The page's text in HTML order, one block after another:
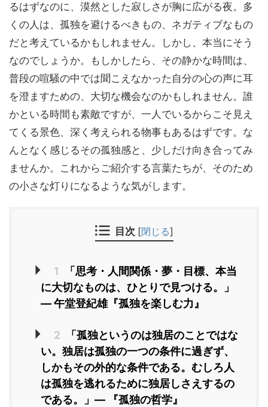
るはずなのに、漠然とした寂しさが胸に広がる夜。多
くの人は、孤独を避けるべきもの、ネガティブなもの
だと考えているかもしれません。しかし、本当にそう
なのでしょうか。もしかしたら、その静かな時間は、
普段の喧騒の中では聞こえなかった自分の心の声に耳
を澄ますための、大切な機会なのかもしれません。誰
かといる時間も素敵ですが、一人でいるからこそ見え
てくる景色、深く考えられる物事もあるはずです。な
んとなく感じるその孤独感と、少しだけ向き合ってみ
ませんか。これからご紹介する言葉たちが、そのため
の小さな灯りになるような気がします。
目次 [閉じる]
1
「思考・人間関係・夢・目標、本当
に大切なものは、ひとりで見つける。」
― 午堂登紀雄『孤独を楽しむ力』
2
「孤独というのは独居のことではな
い。独居は孤独の一つの条件に過ぎず、
しかもその外的な条件である。むしろ人
は孤独を逃れるために独居しさえするの
である。」― 『孤独の哲学』